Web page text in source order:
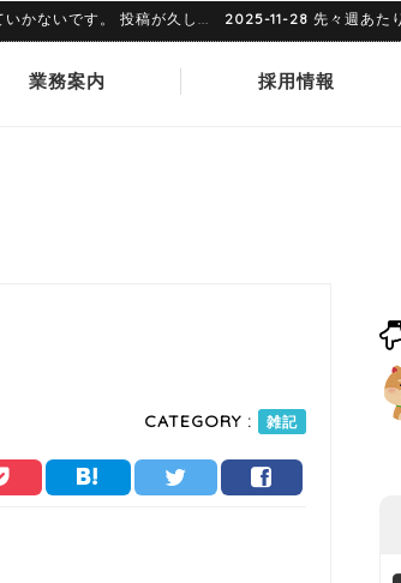
いです。 投稿が久し... 2025-11-28 先々週あたりで
業務案内 採用情報
CATEGORY : 雑記